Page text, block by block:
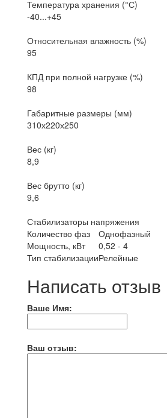
Температура хранения (°С)
-40...+45
Относительная влажность (%)
95
КПД при полной нагрузке (%)
98
Габаритные размеры (мм)
310х220х250
Вес (кг)
8,9
Вес брутто (кг)
9,6
Стабилизаторы напряжения
Количество фаз
Однофазный
Мощность, кВт
0,52 - 4
Тип стабилизацииРелейные
Написать отзыв
Ваше Имя:
Ваш отзыв: